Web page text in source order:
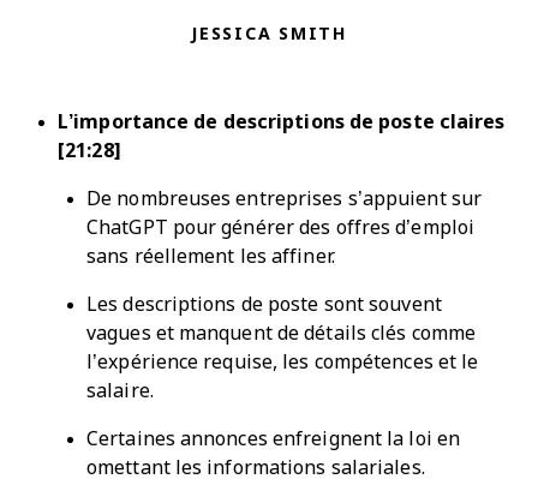
JESSICA SMITH
L’importance de descriptions de poste claires
[21:28]
De nombreuses entreprises s’appuient sur
ChatGPT pour générer des offres d’emploi
sans réellement les affiner.
Les descriptions de poste sont souvent
vagues et manquent de détails clés comme
l’expérience requise, les compétences et le
salaire.
Certaines annonces enfreignent la loi en
omettant les informations salariales.